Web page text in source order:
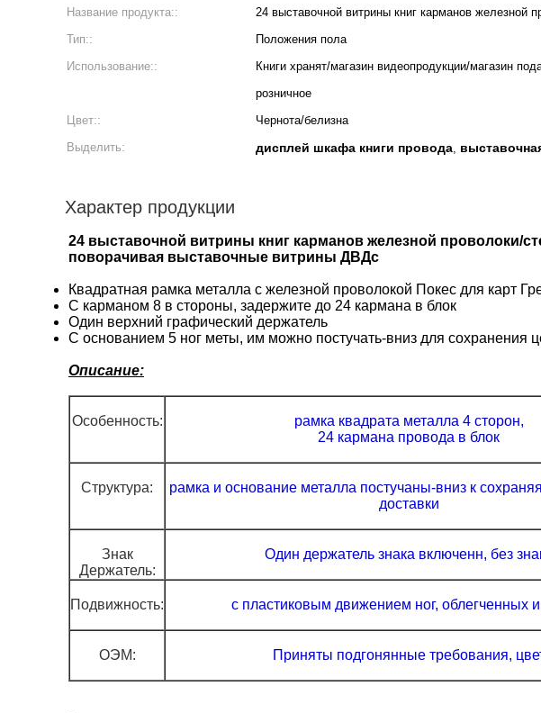
Название продукта:: 24 выставочной витрины книг карманов железной
Тип::
Положения пола
Использование::
Книги хранят/магазин видеопродукции/магазин
розничное
Цвет:: Чернота/белизна
Выделить:
дисплей шкафа книги провода,
Характер продукции
24 выставочной витрины книг карманов железной проволоки/
поворачивая выставочные витрины ДВДс
Квадратная рамка металла с железной проволокой Покес для карт
С карманом 8 в стороны, задержите до 24 кармана в блок
Один верхний графический держатель
С основанием 5 ног меты, им можно постучать-вниз для сохранения
Описание:
Особенность:
рамка квадрата металла 4 сторон,
24 кармана провода в блок
Структура:
рамка и основание металла постучаны-вниз к
доставки
Знак
Держатель:
Один держатель знака включенн, без
Подвижность: с пластиковым движением ног, облегченных и
ОЭМ: Приняты подгонянные требования,